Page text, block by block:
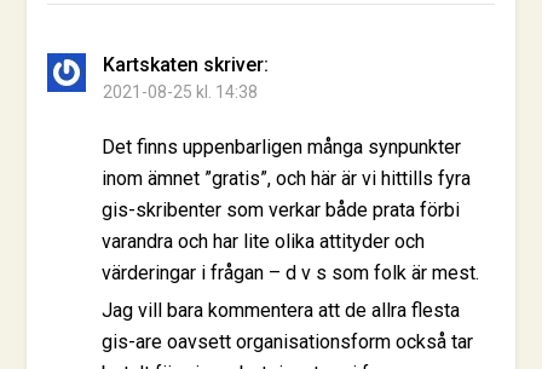
Kartskaten skriver:
2021-08-25 kl. 14:38
Det finns uppenbarligen många synpunkter
inom ämnet ”gratis”, och här är vi hittills fyra
gis-skribenter som verkar både prata förbi
varandra och har lite olika attityder och
värderingar i frågan – d v s som folk är mest.
Jag vill bara kommentera att de allra flesta
gis-are oavsett organisationsform också tar